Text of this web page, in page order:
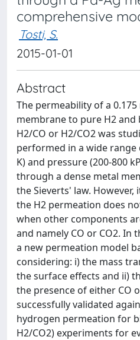
comprehensive
Tosti, S.
2015-01-01
Abstract
The permeability of a
membrane to pure H2
H2/CO or H2/CO2 was
performed in a wide
K) and pressure (200-800
through a dense metal
the Sieverts' law.
the H2 permeation does
when other components
and namely CO or CO2. In
a new permeation model
considering: i) the mass
the surface effects and ii)
the presence of either CO
successfully validated
hydrogen permeation for
H2/CO2) experiments for